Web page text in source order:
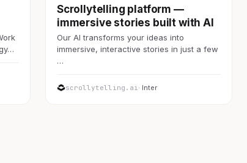
Scrollytelling platform —
immersive stories built with AI
Our AI transforms your ideas into
immersive, interactive stories in just a few
…
scrollytelling.ai · Inter